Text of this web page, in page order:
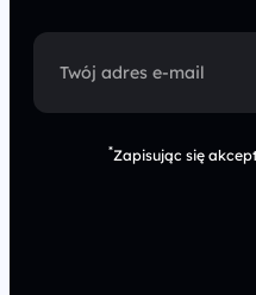
Twój adres e-mail
*Zapisując się